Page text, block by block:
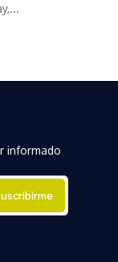
informado